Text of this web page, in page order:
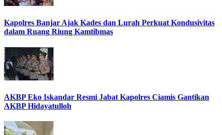
Kapolres Banjar Ajak Kades dan Lurah Perkuat Kondusivitas
dalam Ruang Riung Kamtibmas
AKBP Eko Iskandar Resmi Jabat Kapolres Ciamis Gantikan
AKBP Hidayatulloh